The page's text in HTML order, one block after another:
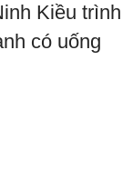
Kiều trình
có uống